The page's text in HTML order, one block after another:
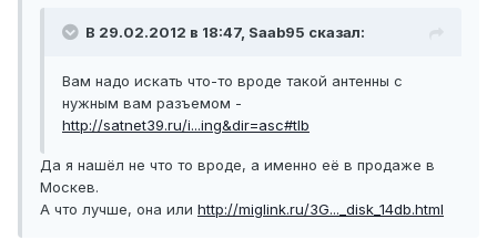
В 29.02.2012 в 18:47, Saab95 сказал:
Вам надо искать что-то вроде такой антенны с
нужным вам разъемом -
http://satnet39.ru/i...ing&dir=asc#tlb
Да я нашёл не что то вроде, а именно её в продаже в
Москев.
А что лучше, она или http://miglink.ru/3G..._disk_14db.html